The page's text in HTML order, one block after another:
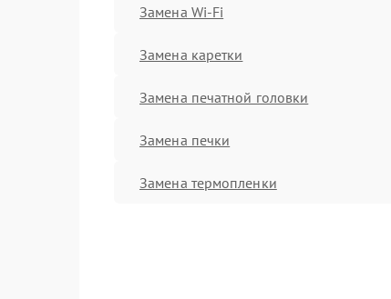
Замена Wi-Fi
Замена каретки
Замена печатной головки
Замена печки
Замена термопленки